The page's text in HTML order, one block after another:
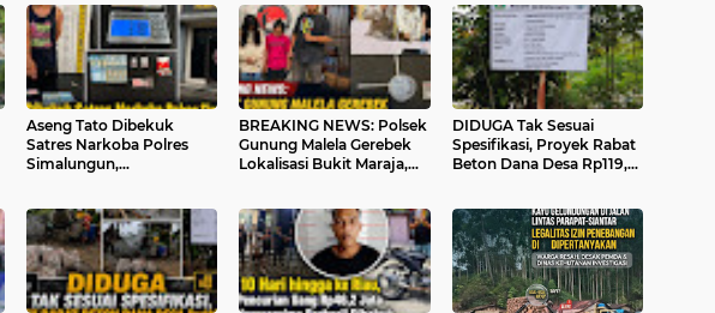
Aseng Tato Dibekuk
Satres Narkoba Polres
Simalungun,
Diburu Polisi
BREAKING NEWS: Polsek
Gunung Malela Gerebek
Lokalisasi Bukit Maraja,
Bersama Sabu
DIDUGA Tak Sesuai
Spesifikasi, Proyek Rabat
Beton Dana Desa Rp119,6
Inspektorat Turun Periksa